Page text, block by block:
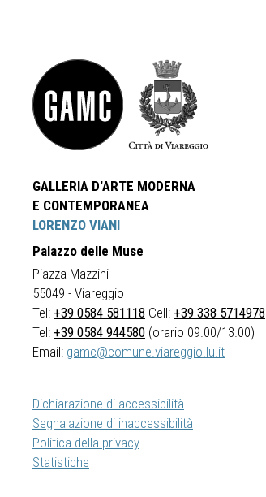
GALLERIA D'ARTE MODERNA
E CONTEMPORANEA
LORENZO VIANI
Palazzo delle Muse
Piazza Mazzini
55049 - Viareggio
Tel: +39 0584 581118 Cell: +39 338 5714978
Tel: +39 0584 944580 (orario 09.00/13.00)
Email: gamc@comune.viareggio.lu.it
Dichiarazione di accessibilità
Segnalazione di inaccessibilità
Politica della privacy
Statistiche